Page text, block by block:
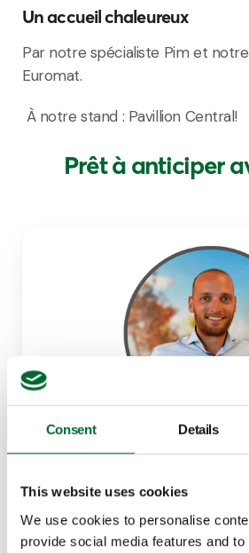
Consent Details
This website uses cookies
We use cookies to personalise
provide social media features and
Un accueil chaleureux
Par notre spécialiste Pim et
Euromat.
À notre stand : Pavillion Central!
Prêt à anticiper
Pim van Hooff
Area Sales Manager Africa